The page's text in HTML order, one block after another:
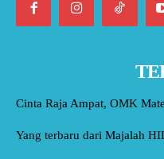
Cinta Raja Ampat, OMK
Yang terbaru dari Majalah